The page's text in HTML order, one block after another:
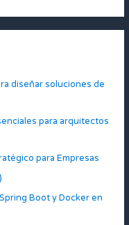
diseñar soluciones de
para arquitectos
para Empresas
Boot y Docker en